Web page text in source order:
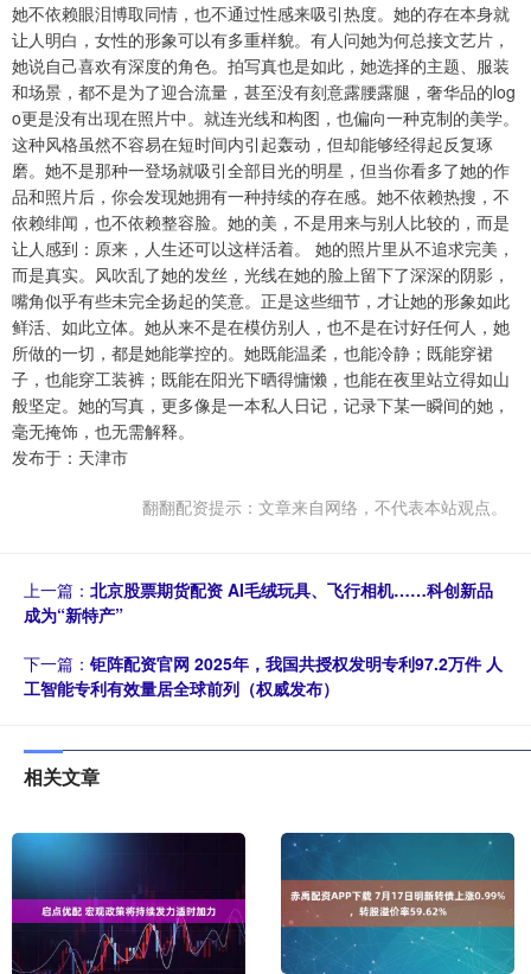
她不依赖眼泪博取同情，也不通过性感来吸引热度。她的存在本身就
让人明白，女性的形象可以有多重样貌。有人问她为何总接文艺片，
她说自己喜欢有深度的角色。拍写真也是如此，她选择的主题、服装
和场景，都不是为了迎合流量，甚至没有刻意露腰露腿，奢华品的log
o更是没有出现在照片中。就连光线和构图，也偏向一种克制的美学。
这种风格虽然不容易在短时间内引起轰动，但却能够经得起反复琢
磨。她不是那种一登场就吸引全部目光的明星，但当你看多了她的作
品和照片后，你会发现她拥有一种持续的存在感。她不依赖热搜，不
依赖绯闻，也不依赖整容脸。她的美，不是用来与别人比较的，而是
让人感到：原来，人生还可以这样活着。 她的照片里从不追求完美，
而是真实。风吹乱了她的发丝，光线在她的脸上留下了深深的阴影，
嘴角似乎有些未完全扬起的笑意。正是这些细节，才让她的形象如此
鲜活、如此立体。她从来不是在模仿别人，也不是在讨好任何人，她
所做的一切，都是她能掌控的。她既能温柔，也能冷静；既能穿裙
子，也能穿工装裤；既能在阳光下晒得慵懒，也能在夜里站立得如山
般坚定。她的写真，更多像是一本私人日记，记录下某一瞬间的她，
毫无掩饰，也无需解释。
发布于：天津市
翻翻配资提示：文章来自网络，不代表本站观点。
上一篇： 北京股票期货配资 AI毛绒玩具、飞行相机……科创新品
成为“新特产”
下一篇： 钜阵配资官网 2025年，我国共授权发明专利97.2万件 人
工智能专利有效量居全球前列（权威发布）
相关文章